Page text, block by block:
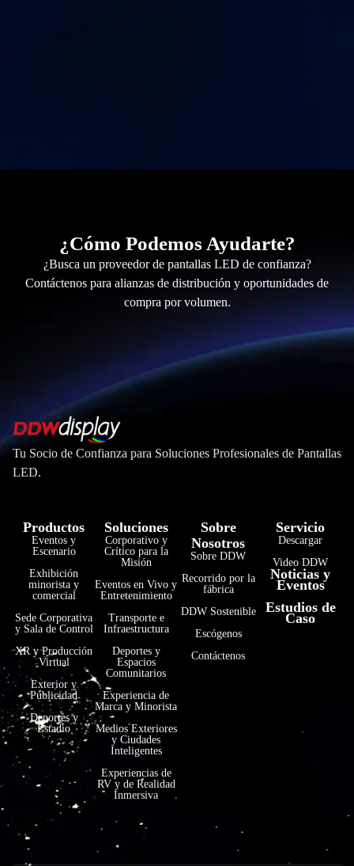
¿Cómo Podemos Ayudarte?
¿Busca un proveedor de pantallas LED de confianza?
Contáctenos para alianzas de distribución y oportunidades de
compra por volumen.
Tu Socio de Confianza para Soluciones Profesionales de Pantallas
LED.
Productos
Eventos y
Escenario
Exhibición
minorista y
comercial
Sede Corporativa
y Sala de Control
XR y Producción
Virtual
Exterior y
Publicidad
Deportes y
Estadio
Soluciones
Corporativo y
Crítico para la
Misión
Eventos en Vivo y
Entretenimiento
Transporte e
Infraestructura
Deportes y
Espacios
Comunitarios
Experiencia de
Marca y Minorista
Medios Exteriores
y Ciudades
Inteligentes
Experiencias de
RV y de Realidad
Inmersiva
Sobre
Nosotros
Sobre DDW
Recorrido por la
fábrica
DDW Sostenible
Escógenos
Contáctenos
Servicio
Descargar
Video DDW
Noticias y
Eventos
Estudios de
Caso
العربية
Bahasa Indonesia
हिन्दी
فارسی